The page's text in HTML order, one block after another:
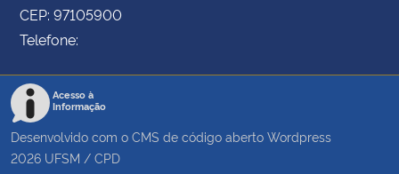
CEP: 97105900
Telefone:
Acesso à
Informação
Desenvolvido com o CMS de código aberto Wordpress
2026 UFSM / CPD